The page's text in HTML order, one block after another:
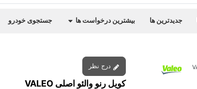
جدیدترین ها بیشترین درخواست ها جستجوی خودرو
کویل رنو والئو اصلی VALEO